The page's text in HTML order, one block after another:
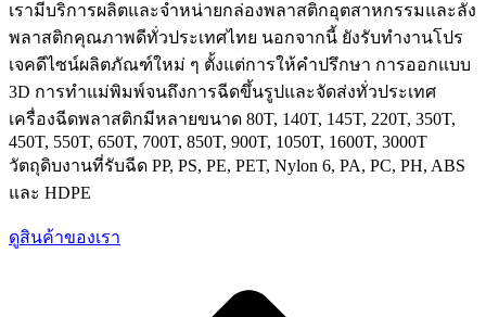
เรามีบริการผลิตและจำหน่ายกล่องพลาสติกอุตสาหกรรมและลัง
พลาสติกคุณภาพดีทั่วประเทศไทย นอกจากนี้ ยังรับทำงานโปร
เจคดีไซน์ผลิตภัณฑ์ใหม่ ๆ ตั้งแต่การให้คำปรึกษา การออกแบบ
3D การทำแม่พิมพ์จนถึงการฉีดขึ้นรูปและจัดส่งทั่วประเทศ
เครื่องฉีดพลาสติกมีหลายขนาด 80T, 140T, 145T, 220T, 350T,
450T, 550T, 650T, 700T, 850T, 900T, 1050T, 1600T, 3000T
วัตถุดิบงานที่รับฉีด PP, PS, PE, PET, Nylon 6, PA, PC, PH, ABS
และ HDPE
ดูสินค้าของเรา